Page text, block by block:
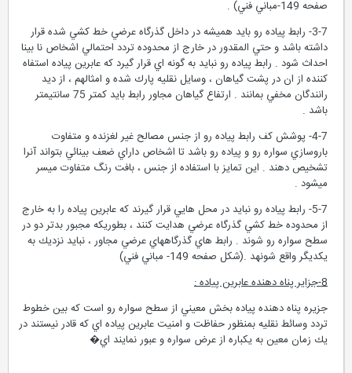
صفحه 149-مباني فني) .
3-7- رابط پياده رو بايد هميشه در داخل گذرگاه عرضي خط كشي شده قرار
داشته باشد و حتي المقدور در خارج از محدوده تردد احتمالي اشخاص نا بينا
احداث شود . رابط پياده رو نبايد به گونه اي قرار گيرد كه عابرين پياده استفاه
كننده از ان در پشت گياهان ، وسايل نقليه پارك شده و امثالهم ، از ديد
رانندگان مخفي بمانند . ارتفاع گياهان مجاور رابط بايد كمتر 75 سانتيمتر
باشد .
4-7- پوشش كف رابط پياده رو از جنس مصالح غير لغزنده و متفاوت
باروسازي سواره رو و پياده رو باشد تا اشخاص داراي ضعف بينائي بتواند آنرا
تشخيص دهند . اين تمايز با استفاده از جنس ، بافت رنگ متفاوت ميسر
ميشود .
5-7- رابط پياده رو نبايد در محل هايي قرار گيرند كه عابرين پياده را به خارج
از محدوده خط كشي گذرگاه عرضي هدايت كنند ، بطوريكه مجبور بدتر دو در
سطح سواره رو شوند . رابط هاي گذرگاههاي عرضي مجاور ، نبايد نزديك به
يكديگر واقع شونهد .(شكل صفحه 149- مباني فني)
جزيره پناه دهنده پياده بخش معيني از سطح سواره رو است كه بين خطوط
تردد وسائط نقليه بمنظور حفاظت و امنيت عابرين پياده اي كه قادر نيستند در
يك زمان معين به يكباره از عرض سواره و عبور نمايند اي�